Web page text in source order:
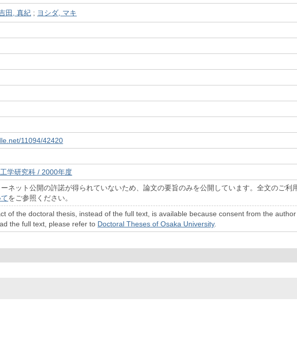
田, 真紀 ; ヨシダ, マキ
11094/42420
学研究科 / 2000年度
ネット公開の許諾が得られていないため、論文の要旨のみを公開しています。全文のご利
をご参照ください。
of the doctoral thesis, instead of the full text, is available because consent from the
the full text, please refer to Doctoral Theses of Osaka University.